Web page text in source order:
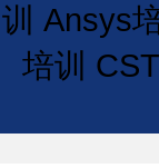
训 Ansys
培训